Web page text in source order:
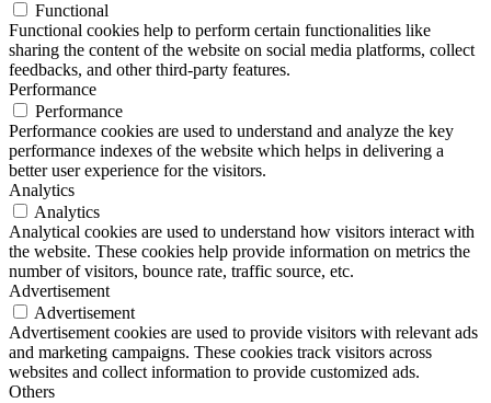
Functional
Functional cookies help to perform certain functionalities like
sharing the content of the website on social media platforms, collect
feedbacks, and other third-party features.
Performance
Performance
Performance cookies are used to understand and analyze the key
performance indexes of the website which helps in delivering a
better user experience for the visitors.
Analytics
Analytics
Analytical cookies are used to understand how visitors interact with
the website. These cookies help provide information on metrics the
number of visitors, bounce rate, traffic source, etc.
Advertisement
Advertisement
Advertisement cookies are used to provide visitors with relevant ads
and marketing campaigns. These cookies track visitors across
websites and collect information to provide customized ads.
Others